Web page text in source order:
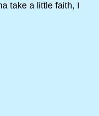
take a little faith, I